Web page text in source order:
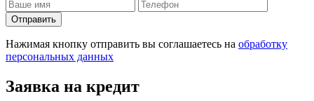
Отправить
Нажимая кнопку отправить вы соглашаетесь на обработку
персональных данных
Заявка на кредит